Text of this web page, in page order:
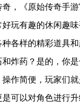
，《原始传奇手游
有趣的休闲趣味
各样的精彩道具
炸药？是的，你
简便，玩家们就
可以对角色进行